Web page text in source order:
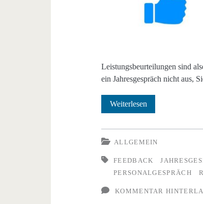
Leistungsbeurteilungen sind
ein Jahresgespräch nicht aus,
WeiterlesenFeedback
den
Arbeitgeber
–
auch
ALLGEMEIN
FEEDBACK
PERSONALGESPRÄCH
KOMMENTAR